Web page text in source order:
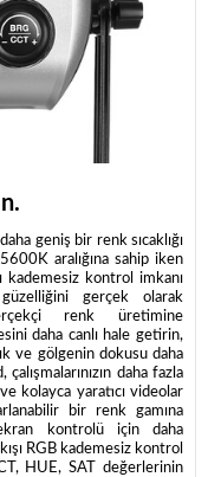
geniş bir renk sıcaklığı
aralığına sahip iken
kontrol imkanı
gerçek olarak
renk üretimine
daha canlı hale getirin,
ve gölgenin dokusu daha
daha fazla
kolayca yaratıcı videolar
bir renk gamına
kontrolü için daha
RGB kademesiz kontrol
HUE, SAT değerlerinin